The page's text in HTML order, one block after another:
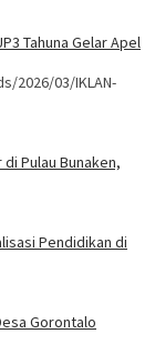
Tahuna Gelar Apel
2026/03/IKLAN-
Pulau Bunaken,
Pendidikan di
Gorontalo